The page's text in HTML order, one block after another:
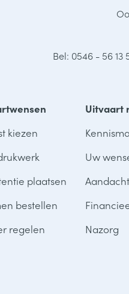
Bel: 0546 - 56 13
kiezen
plaatsen
bestellen
regelen
Uitvaart
Uw
Nazorg